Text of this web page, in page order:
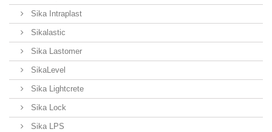
Sika Intraplast
Sikalastic
Sika Lastomer
SikaLevel
Sika Lightcrete
Sika Lock
Sika LPS